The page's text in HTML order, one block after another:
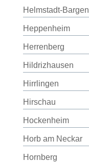
Helmstadt-Bargen
Heppenheim
Herrenberg
Hildrizhausen
Hirrlingen
Hirschau
Hockenheim
Horb am Neckar
Hornberg